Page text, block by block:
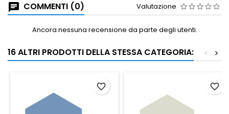
COMMENTI (0) Valutazione
Ancora nessuna recensione da parte degli utenti.
16 ALTRI PRODOTTI DELLA STESSA CATEGORIA: >
<
favorite_border favorite_border